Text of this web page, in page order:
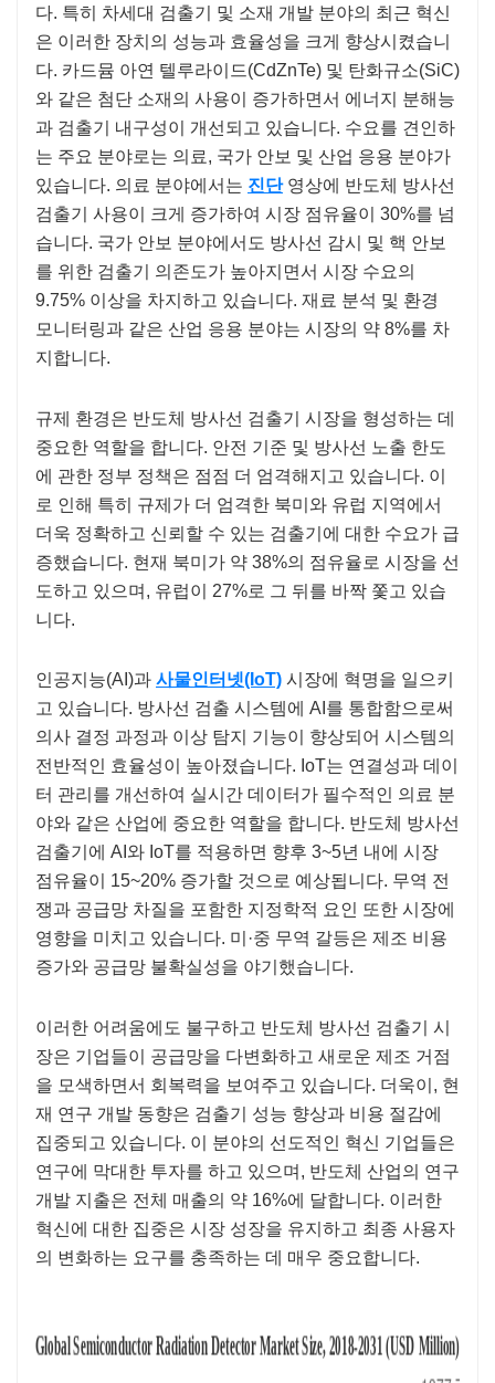
다. 특히 차세대 검출기 및 소재 개발 분야의 최근 혁신
은 이러한 장치의 성능과 효율성을 크게 향상시켰습니
다. 카드뮴 아연 텔루라이드(CdZnTe) 및 탄화규소(SiC)
와 같은 첨단 소재의 사용이 증가하면서 에너지 분해능
과 검출기 내구성이 개선되고 있습니다. 수요를 견인하
는 주요 분야로는 의료, 국가 안보 및 산업 응용 분야가
있습니다. 의료 분야에서는 진단영상에 반도체 방사선
검출기 사용이 크게 증가하여 시장 점유율이 30%를 넘
습니다. 국가 안보 분야에서도 방사선 감시 및 핵 안보
를 위한 검출기 의존도가 높아지면서 시장 수요의
9.75% 이상을 차지하고 있습니다. 재료 분석 및 환경
모니터링과 같은 산업 응용 분야는 시장의 약 8%를 차
지합니다.
규제 환경은 반도체 방사선 검출기 시장을 형성하는 데
중요한 역할을 합니다. 안전 기준 및 방사선 노출 한도
에 관한 정부 정책은 점점 더 엄격해지고 있습니다. 이
로 인해 특히 규제가 더 엄격한 북미와 유럽 지역에서
더욱 정확하고 신뢰할 수 있는 검출기에 대한 수요가 급
증했습니다. 현재 북미가 약 38%의 점유율로 시장을 선
도하고 있으며, 유럽이 27%로 그 뒤를 바짝 쫓고 있습
니다.
인공지능(AI)과 사물인터넷(IoT) 시장에 혁명을 일으키
고 있습니다. 방사선 검출 시스템에 AI를 통합함으로써
의사 결정 과정과 이상 탐지 기능이 향상되어 시스템의
전반적인 효율성이 높아졌습니다. IoT는 연결성과 데이
터 관리를 개선하여 실시간 데이터가 필수적인 의료 분
야와 같은 산업에 중요한 역할을 합니다. 반도체 방사선
검출기에 AI와 IoT를 적용하면 향후 3~5년 내에 시장
점유율이 15~20% 증가할 것으로 예상됩니다. 무역 전
쟁과 공급망 차질을 포함한 지정학적 요인 또한 시장에
영향을 미치고 있습니다. 미·중 무역 갈등은 제조 비용
증가와 공급망 불확실성을 야기했습니다.
이러한 어려움에도 불구하고 반도체 방사선 검출기 시
장은 기업들이 공급망을 다변화하고 새로운 제조 거점
을 모색하면서 회복력을 보여주고 있습니다. 더욱이, 현
재 연구 개발 동향은 검출기 성능 향상과 비용 절감에
집중되고 있습니다. 이 분야의 선도적인 혁신 기업들은
연구에 막대한 투자를 하고 있으며, 반도체 산업의 연구
개발 지출은 전체 매출의 약 16%에 달합니다. 이러한
혁신에 대한 집중은 시장 성장을 유지하고 최종 사용자
의 변화하는 요구를 충족하는 데 매우 중요합니다.